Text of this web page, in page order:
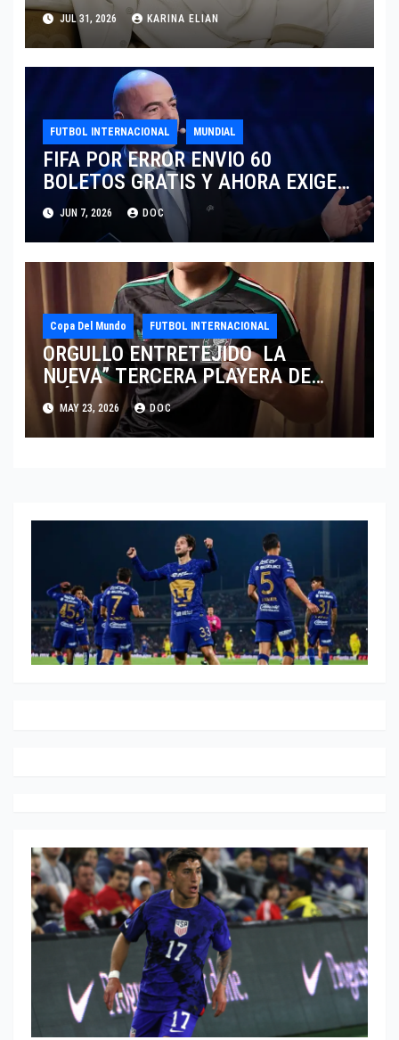
SARTORIA DE DOLCE & GABBANA
TRAS EL MUNDIAL 2026
JUL 31, 2026 KARINA ELIAN
FUTBOL INTERNACIONAL MUNDIAL
FIFA POR ERROR ENVIO 60
BOLETOS GRATIS Y AHORA EXIGE
COBRO.
JUN 7, 2026 DOC
Copa Del Mundo FUTBOL INTERNACIONAL
ORGULLO ENTRETEJIDO LA
NUEVA” TERCERA PLAYERA DE
MÉXICO” INGRESA AL ARCHIVO
HISTÓRICO DE ADIDAS EN
ALEMANIA
MAY 23, 2026 DOC